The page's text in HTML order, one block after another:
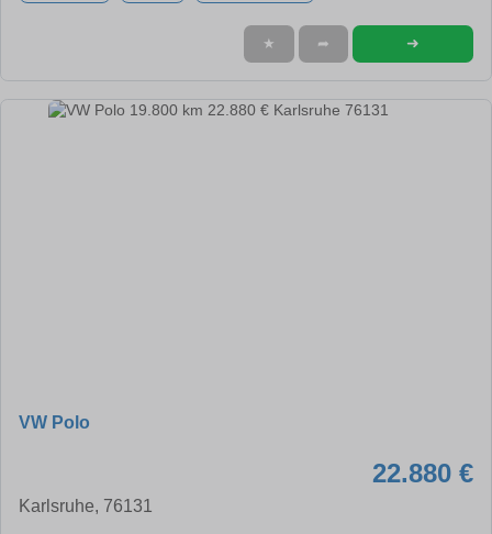
★ ➦ ➜
VW Polo
22.880 €
Karlsruhe, 76131